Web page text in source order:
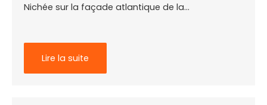
Nichée sur la façade atlantique de la…
Lire la suite